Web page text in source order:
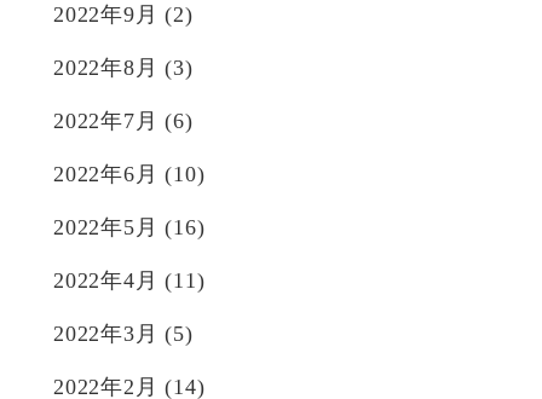
2022年9月 (2)
2022年8月 (3)
2022年7月 (6)
2022年6月 (10)
2022年5月 (16)
2022年4月 (11)
2022年3月 (5)
2022年2月 (14)